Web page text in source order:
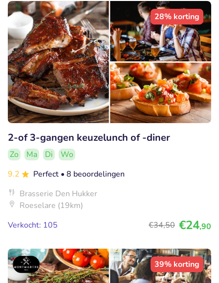
28% korting
2-of 3-gangen keuzelunch of -diner
Zo Ma Di
Wo
9.2
Perfect • 8 beoordelingen
Brasserie Den Hukker
Roeselare (19km)
Verkocht: 105
€34,50 €24,90
39% korting